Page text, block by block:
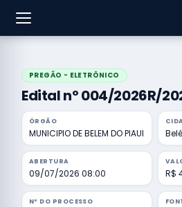
PREGÃO - ELETRÔNICO
Edital nº 004/2026R/
ÓRGÃO
MUNICIPIO DE BELEM DO PIAUI
ABERTURA
09/07/2026 08:00 R$
Nº DO PROCESSO